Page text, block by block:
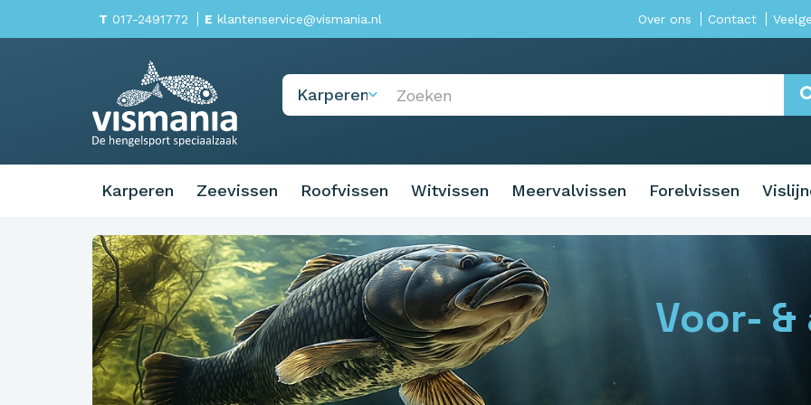
T 017-2491772 E klantenservice@vismania.nl Over ons Contact
Karperen Zeevissen Roofvissen Witvissen Meervalvissen Forelvissen
Voor-